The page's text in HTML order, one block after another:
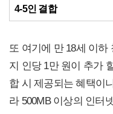
4-5인 결합
또 여기에 만 18세 이하
지 인당 1만 원이 추가
합 시 제공되는 혜택이
라 500MB 이상의 인터